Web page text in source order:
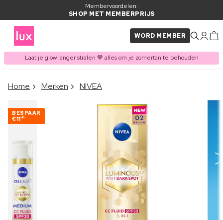
Membervoordelen:
SHOP MET MEMBERPRIJS
WORD MEMBER
Laat je glow langer stralen 🤎 alles om je zomertan te behouden
ITEM TOEGEVOEGD AAN
Home Merken NIVEA
BESPAAR
€11 40